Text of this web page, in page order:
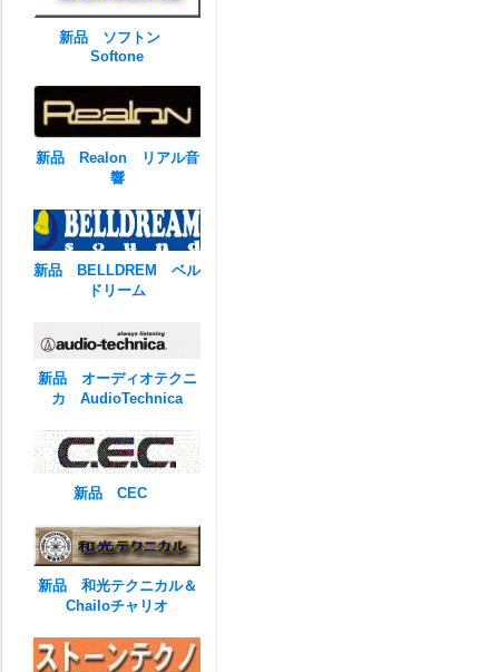
新品 ソフトン
Softone
新品 Realon リアル音
響
新品 BELLDREM ベル
ドリーム
新品 オーディオテクニ
カ AudioTechnica
新品 CEC
新品 和光テクニカル＆
Chailoチャリオ